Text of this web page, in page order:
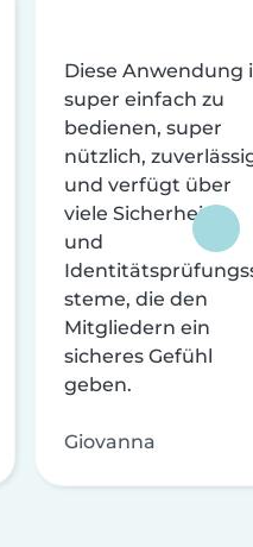
Diese Anwendung
super einfach zu
bedienen, super
nützlich,
und verfügt über
viele Sicherheits-
und
steme, die den
Mitgliedern ein
sicheres Gefühl
geben.
Giovanna